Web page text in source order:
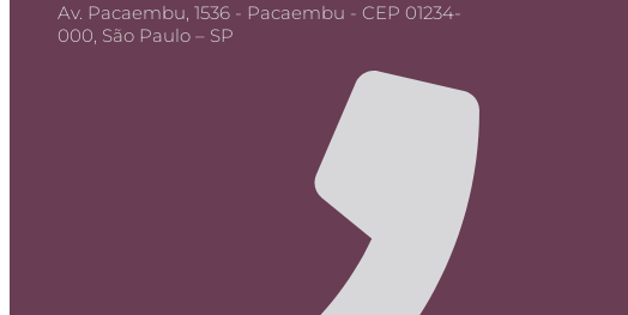
Av. Pacaembu, 1536 - Pacaembu - CEP 01234-
000, São Paulo – SP